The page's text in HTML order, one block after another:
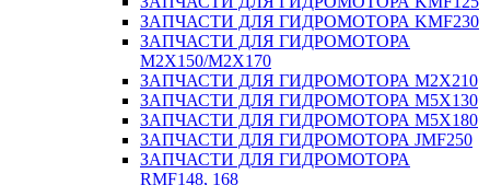
ЗАПЧАСТИ ДЛЯ ГИДРОМОТОРА KMF230
ЗАПЧАСТИ ДЛЯ ГИДРОМОТОРА
M2X150/M2X170
ЗАПЧАСТИ ДЛЯ ГИДРОМОТОРА M2X210
ЗАПЧАСТИ ДЛЯ ГИДРОМОТОРА M5X130
ЗАПЧАСТИ ДЛЯ ГИДРОМОТОРА M5X180
ЗАПЧАСТИ ДЛЯ ГИДРОМОТОРА JMF250
ЗАПЧАСТИ ДЛЯ ГИДРОМОТОРА
RMF148, 168